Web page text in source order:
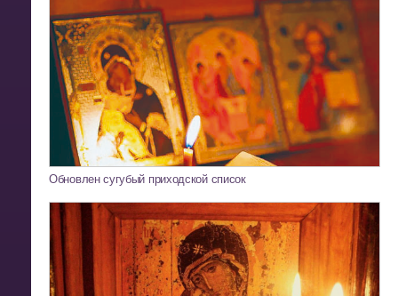
Обновлен сугубый приходской список